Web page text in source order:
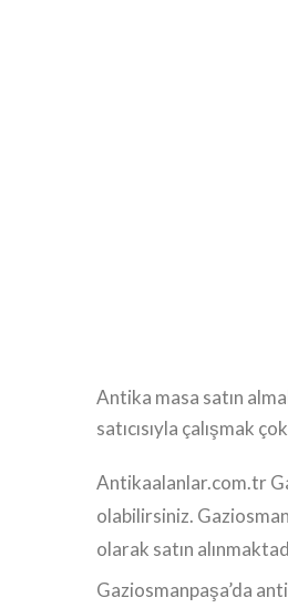
Antika masa satın
satıcısıyla çalışmak
Antikaalanlar.com.tr
olabilirsiniz.
olarak satın
Gaziosmanpaşa’da